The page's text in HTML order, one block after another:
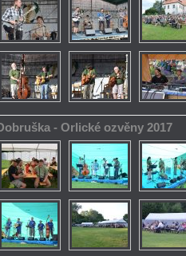
- Orlické ozvěny 2017